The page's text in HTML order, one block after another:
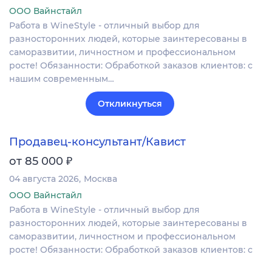
ООО Вайнстайл
Работа в WineStyle - отличный выбор для
разносторонних людей, которые заинтересованы в
саморазвитии, личностном и профессиональном
росте! Обязанности: Обработкой заказов клиентов: с
нашим современным…
Откликнуться
Продавец-консультант/Кавист
от 85 000 ₽
04 августа 2026 Москва
ООО Вайнстайл
Работа в WineStyle - отличный выбор для
разносторонних людей, которые заинтересованы в
саморазвитии, личностном и профессиональном
росте! Обязанности: Обработкой заказов клиентов: с